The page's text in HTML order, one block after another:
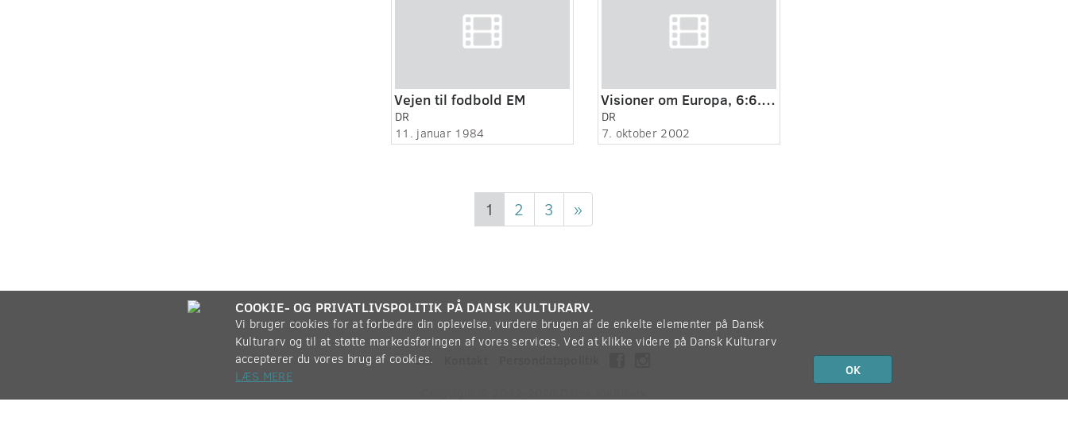
Vejen til fodbold EM
DR
11. januar 1984
Visioner om Europa, 6:6. Levevilkår.
DR
7. oktober 2002
1 2 3 »
Om
COOKIE- OG PRIVATLIVSPOLITIK PÅ DANSK KULTURARV.
Vi bruger cookies for at forbedre din oplevelse, vurdere brugen af de enkelte elementer på Dansk
Kulturarv og til at støtte markedsføringen af vores services. Ved at klikke videre på Dansk Kulturarv
accepterer du vores brug af cookies.
LÆS MERE
OK